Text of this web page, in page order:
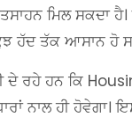
ਮਿਲ ਸਕਦਾ
ਹੱਦ ਤੱਕ ਆਸਾਨ ਹੋ
ਦੇ ਰਹੇ ਹਨ ਕਿ
ਨਾਲ ਹੀ ਹੋਵੇਗਾ।